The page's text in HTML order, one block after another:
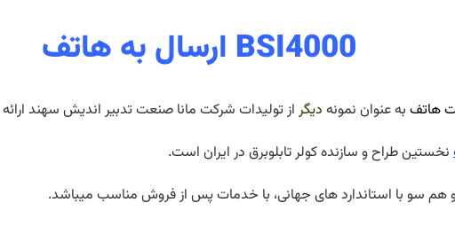
BSI4000 ارسال به هاتف
هاتف به عنوان نمونه دیگر از تولیدات شرکت مانا صنعت تدبیر اندیش سهند
نخستین طراح و سازنده کولر تابلوبرق در ایران است.
هم سو با استاندارد های جهانی، با خدمات پس از فروش مناسب میباشد.